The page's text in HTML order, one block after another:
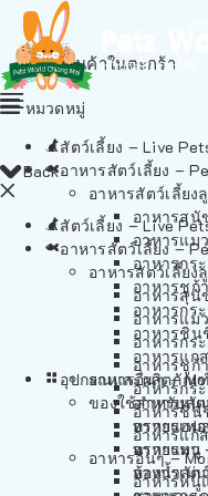
ไม่มีสินค้าในตะกร้า
Back
สัตว์เลี้ยง – Live
อาหารสัตว์เลี้ยง –
อาหารสัตว์เลี้ยง
อาหารสุนั
อาหารแม
อาหารกร
อาหารชูก้
อาหารกร
อาหารชิน
อาหารแก
อาหารอื่นๆ –
อาหารหนู
หมวดหมู่
สัตว์เลี้ยง – Live
อาหารสัตว์เลี้ยง –
อาหารสัตว์เลี้ยง
อาหารสุนั
อาหารแม
อาหารกร
อาหารชูก้
อาหารกร
อาหารชิน
อาหารแก
อาหารอื่นๆ –
อาหารหนู
อาหารเฟ
อาหารหนู
อาหารเม่
อุปกรณและผลิตภัณฑ์
ของใช้สำหรับสัต
ทรายแฮม
ทรายแมว
ห้องน้ำสัต